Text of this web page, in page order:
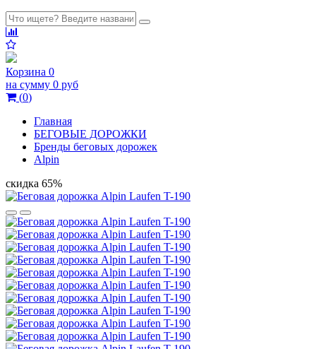
Корзина 0
на сумму 0 руб
(0)
Главная
БЕГОВЫЕ ДОРОЖКИ
Бренды беговых дорожек
Alpin
скидка 65%